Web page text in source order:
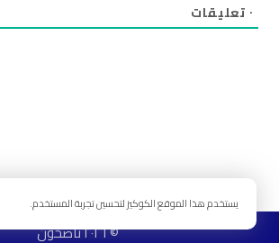
٠ تعليقات
© ٢٠٢٦ ناصحون
يستخدم هذا الموقع الكوكيز لتحسين تجربة المستخدم.